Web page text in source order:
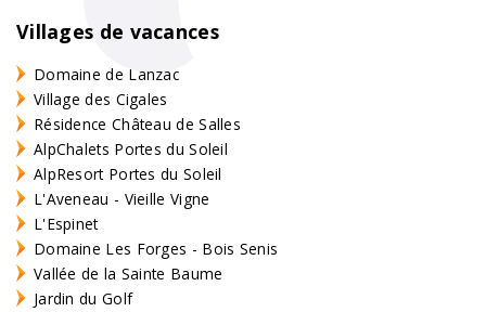
Villages de vacances
Domaine de Lanzac
Village des Cigales
Résidence Château de Salles
AlpChalets Portes du Soleil
AlpResort Portes du Soleil
L'Aveneau - Vieille Vigne
L'Espinet
Domaine Les Forges - Bois Senis
Vallée de la Sainte Baume
Jardin du Golf